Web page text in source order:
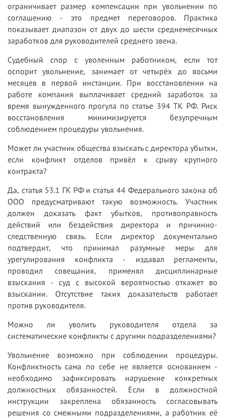
ограничивает размер компенсации при увольнении по
соглашению - это предмет переговоров. Практика
показывает диапазон от двух до шести среднемесячных
заработков для руководителей среднего звена.
Судебный спор с уволенным работником, если тот
оспорит увольнение, занимает от четырёх до восьми
месяцев в первой инстанции. При восстановлении на
работе компания выплачивает средний заработок за
время вынужденного прогула по статье 394 ТК РФ. Риск
восстановления минимизируется безупречным
соблюдением процедуры увольнения.
Может ли участник общества взыскать с директора убытки,
если конфликт отделов привёл к срыву крупного
контракта?
Да, статья 53.1 ГК РФ и статья 44 Федерального закона об
ООО предусматривают такую возможность. Участник
должен доказать факт убытков, противоправность
действий или бездействия директора и причинно-
следственную связь. Если директор документально
подтвердит, что принимал разумные меры для
урегулирования конфликта - издавал регламенты,
проводил совещания, применял дисциплинарные
взыскания - суд с высокой вероятностью откажет во
взыскании. Отсутствие таких доказательств работает
против руководителя.
Можно ли уволить руководителя отдела за
систематические конфликты с другими подразделениями?
Увольнение возможно при соблюдении процедуры.
Конфликтность сама по себе не является основанием -
необходимо зафиксировать нарушение конкретных
должностных обязанностей. Если в должностной
инструкции закреплена обязанность согласовывать
решения со смежными подразделениями, а работник её